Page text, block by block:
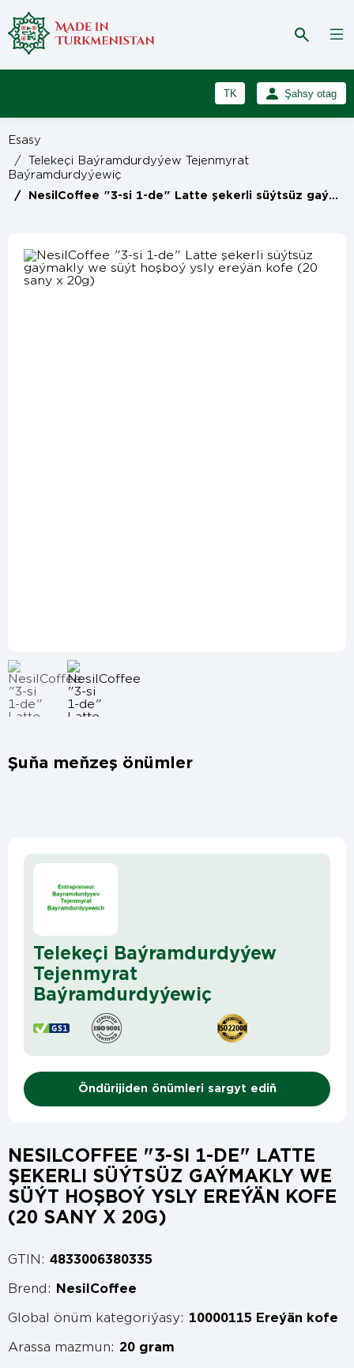
TK
RU
Şahsy otag
Esasy
/ Telekeçi Baýramdurdyýew Tejenmyrat
Baýramdurdyýewiç
/ NesilCoffee "3-si 1-de" Latte şekerli süýtsüz gaýmakly we süýt hoşboý ysly ereýän kofe (20 sany x 20g)
Şuňa meňzeş önümler
Telekeçi Baýramdurdyýew
Tejenmyrat
Baýramdurdyýewiç
Öndürijiden önümleri sargyt ediň
NESILCOFFEE "3-SI 1-DE" LATTE
ŞEKERLI SÜÝTSÜZ GAÝMAKLY WE
SÜÝT HOŞBOÝ YSLY EREÝÄN KOFE
(20 SANY X 20G)
GTIN: 4833006380335
Brend: NesilCoffee
Global önüm kategoriýasy: 10000115 Ereýän kofe
Arassa mazmun: 20 gram